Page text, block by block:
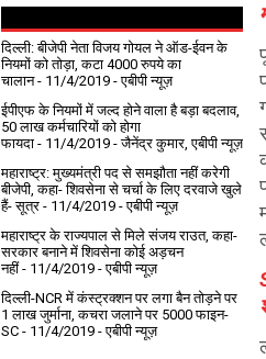
दिल्ली: बीजेपी नेता विजय गोयल ने ऑड-ईवन के
नियमों को तोड़ा, कटा 4000 रुपये का
चालान- 11/4/2019 - एबीपी न्यूज़
ईपीएफ के नियमों में जल्द होने वाला है बड़ा बदलाव,
50 लाख कर्मचारियों को होगा
फायदा - 11/4/2019 - जैनेंद्र कुमार, एबीपी न्यूज़
महाराष्ट्र: मुख्यमंत्री पद से समझौता नहीं करेगी
बीजेपी, कहा- शिवसेना से चर्चा के लिए दरवाजे खुले
हैं- सूत्र - 11/4/2019 - एबीपी न्यूज़
महाराष्ट्र के राज्यपाल से मिले संजय राउत, कहा-
सरकार बनाने में शिवसेना कोई अड़चन
नहीं- 11/4/2019 - एबीपी न्यूज़
दिल्ली-NCR में कंस्ट्रक्शन पर लगा बैन तोड़ने पर
1 लाख जुर्माना, कचरा जलाने पर ₹5000 फाइन-
SC - 11/4/2019 - एबीपी न्यूज़